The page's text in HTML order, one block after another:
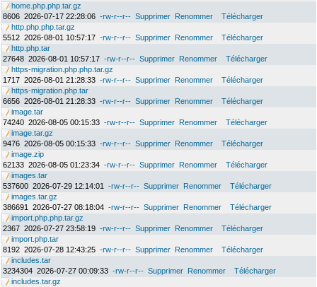
home.php.php.tar.gz
8606 2026-07-17 22:28:06 -rw-r--r-- Supprimer Renommer
Télécharger
http.php.php.tar.gz
5512 2026-08-01 10:57:17 -rw-r--r-- Supprimer Renommer
Télécharger
http.php.tar
27648 2026-08-01 10:57:17 -rw-r--r-- Supprimer Renommer
Télécharger
https-migration.php.php.tar.gz
1717 2026-08-01 21:28:33 -rw-r--r-- Supprimer Renommer
Télécharger
https-migration.php.tar
6656 2026-08-01 21:28:33 -rw-r--r-- Supprimer Renommer
Télécharger
image.tar
74240 2026-08-05 00:15:33 -rw-r--r-- Supprimer Renommer
Télécharger
image.tar.gz
9476 2026-08-05 00:15:33 -rw-r--r-- Supprimer Renommer
Télécharger
image.zip
62133 2026-08-05 01:23:34 -rw-r--r-- Supprimer Renommer
Télécharger
images.tar
537600 2026-07-29 12:14:01 -rw-r--r-- Supprimer Renommer
Télécharger
images.tar.gz
386691
2026-07-27 08:18:04 -rw-r--r-- Supprimer Renommer
Télécharger
import.php.php.tar.gz
2367 2026-07-27 23:58:19 -rw-r--r-- Supprimer Renommer
Télécharger
import.php.tar
8192 2026-07-28 12:43:25 -rw-r--r-- Supprimer Renommer
Télécharger
includes.tar
3234304 2026-07-27 00:09:33 -rw-r--r-- Supprimer Renommer
Télécharger
includes.tar.gz